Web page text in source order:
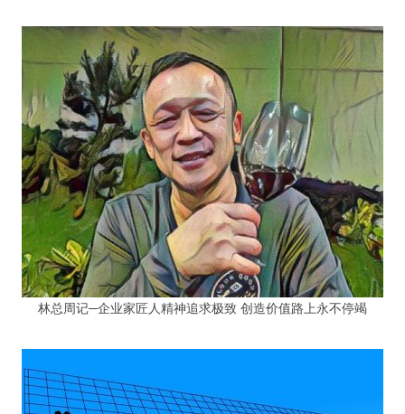
林总周记─企业家匠人精神追求极致 创造价值路上永不停竭